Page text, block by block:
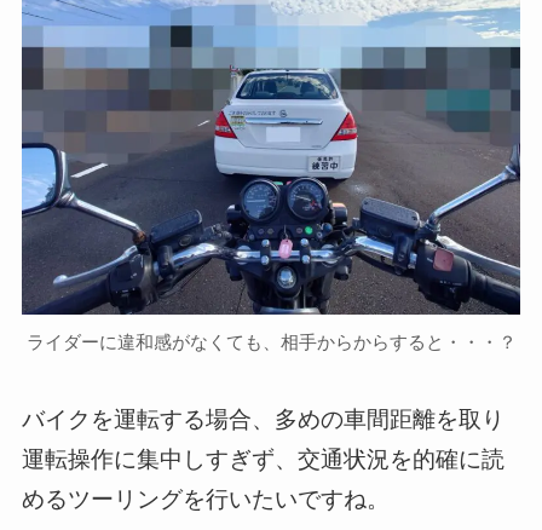
ライダーに違和感がなくても、相手からからすると・・・？
バイクを運転する場合、多めの車間距離を取り
運転操作に集中しすぎず、交通状況を的確に読
めるツーリングを行いたいですね。